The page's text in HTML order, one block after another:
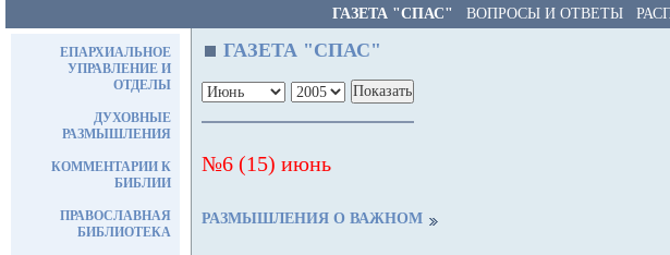
ГАЗЕТА "СПАС"
ВОПРОСЫ И ОТВЕТЫ
ЕПАРХИАЛЬНОЕ
УПРАВЛЕНИЕ И
ОТДЕЛЫ
ДУХОВНЫЕ
РАЗМЫШЛЕНИЯ
КОММЕНТАРИИ К
БИБЛИИ
ПРАВОСЛАВНАЯ
БИБЛИОТЕКА
ГАЗЕТА "СПАС"
№6 (15) июнь
РАЗМЫШЛЕНИЯ О ВАЖНОМ